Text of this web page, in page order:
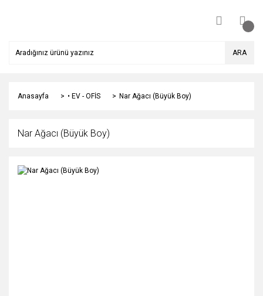
ARA
Anasayfa • EV - OFİS Nar Ağacı (Büyük Boy)
Nar Ağacı (Büyük Boy)